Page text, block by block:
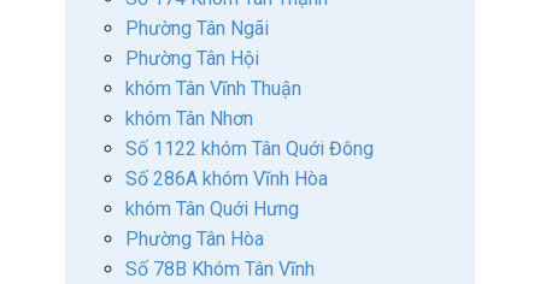
Phường Tân Ngãi
Phường Tân Hội
khóm Tân Vĩnh Thuận
khóm Tân Nhơn
Số 1122 khóm Tân Quới Đông
Số 286A khóm Vĩnh Hòa
khóm Tân Quới Hưng
Phường Tân Hòa
Số 78B Khóm Tân Vĩnh